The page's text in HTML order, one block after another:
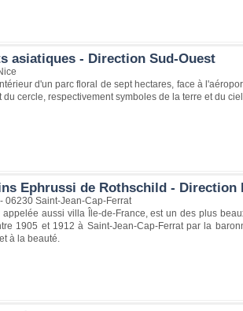
asiatiques - Direction Sud-Ouest
d'un parc floral de sept hectares, face à
cercle, respectivement symboles de la terre et du
Ephrussi de Rothschild - Direction
06230 Saint-Jean-Cap-Ferrat
aussi villa Île-de-France, est un des plus
1905 et 1912 à Saint-Jean-Cap-Ferrat par la
à la beauté.